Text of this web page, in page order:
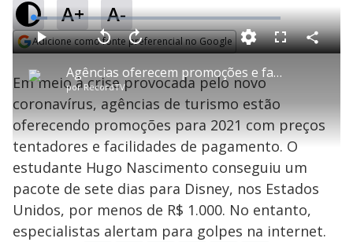
A+ A-
Adicione como fonte preferencial no Google
P
l
a
y
Agências oferecem promoções e facilidades de pagamento em pacotes de viagens para 2021
porRecordTV
P V
l
t
a
r
0
e
g
n
d
s
A
a
n
ç
a
1
s
e
u
n
d
o
s
M
u
L
o
a
d
e
.
8
3
%
F
l
n
C
o
a
Em meio à crise provocada pelo novo
coronavírus, agências de turismo estão
oferecendo promoções para 2021 com preços
tentadores e facilidades de pagamento. O
estudante Hugo Nascimento conseguiu um
pacote de sete dias para Disney, nos Estados
Unidos, por menos de R$ 1.000. No entanto,
especialistas alertam para golpes na internet.